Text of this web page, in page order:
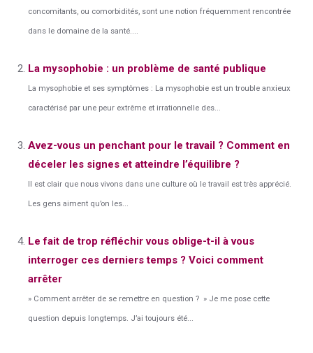
concomitants, ou comorbidités, sont une notion fréquemment rencontrée
dans le domaine de la santé....
La mysophobie : un problème de santé publique
La mysophobie et ses symptômes : La mysophobie est un trouble anxieux
caractérisé par une peur extrême et irrationnelle des...
Avez-vous un penchant pour le travail ? Comment en
déceler les signes et atteindre l’équilibre ?
Il est clair que nous vivons dans une culture où le travail est très apprécié.
Les gens aiment qu’on les...
Le fait de trop réfléchir vous oblige-t-il à vous
interroger ces derniers temps ? Voici comment
arrêter
» Comment arrêter de se remettre en question ? » Je me pose cette
question depuis longtemps. J’ai toujours été...